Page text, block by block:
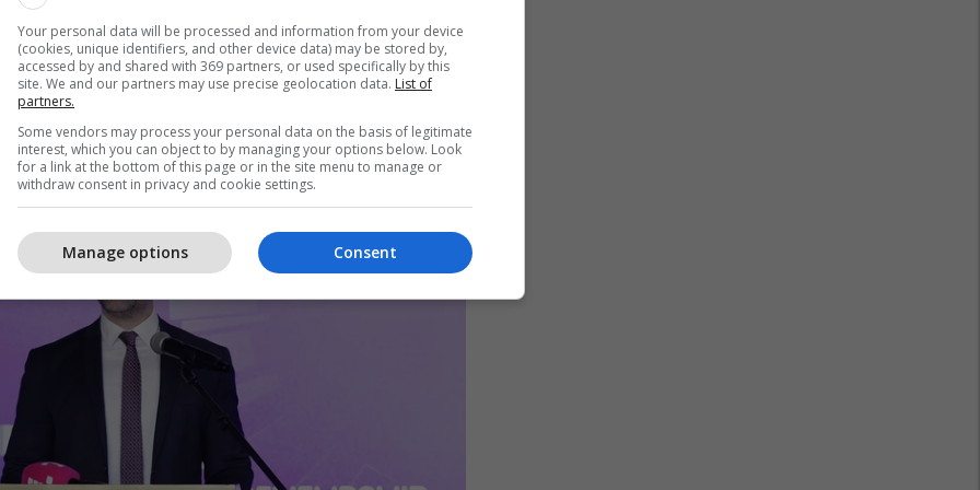
Iu inkurajoj komunitetet e tua që padyshim
jenë pjesëmarrës në aktivitet e partnerëve të cilët
duke i mbështetur ata. Ju ftoj që të tilla aktivitete
pika tjera sidomos në Mitrovicë, Prizren, Gjilan e
Your personal data will be processed and information from your device
(cookies, unique identifiers, and other device data) may be stored by,
accessed by and shared with 369 partners, or used specifically by this
site. We and our partners may use precise geolocation data. List of
partners.
Some vendors may process your personal data on the basis of legitimate
interest, which you can object to by managing your options below. Look
for a link at the bottom of this page or in the site menu to manage or
withdraw consent in privacy and cookie settings.
Consent
Manage options